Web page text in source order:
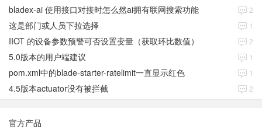
bladex-ai 使用接口对接时怎么然ai拥有联网搜索功能 2
这是部门或人员下拉选择 1
IIOT 的设备参数预警可否设置变量（获取环比数值） 2
5.0版本的用户端建议 1
pom.xml中的blade-starter-ratelimit一直显示红色 1
4.5版本actuator没有被拦截 2
官方产品